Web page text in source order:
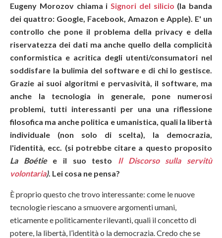
Eugeny Morozov chiama i Signori del silicio (la banda
dei quattro: Google, Facebook, Amazon e Apple). E' un
controllo che pone il problema della privacy e della
riservatezza dei dati ma anche quello della complicità
conformistica e acritica degli utenti/consumatori nel
soddisfare la bulimia del software e di chi lo gestisce.
Grazie ai suoi algoritmi e pervasività, il software, ma
anche la tecnologia in generale, pone numerosi
problemi, tutti interessanti per una una riflessione
filosofica ma anche politica e umanistica, quali la libertà
individuale (non solo di scelta), la democrazia,
l'identità, ecc. (si potrebbe citare a questo proposito
La Boétiee il suo testo Il Discorso sulla servitù
volontaria). Lei cosa ne pensa?
È proprio questo che trovo interessante: come le nuove
tecnologie riescano a smuovere argomenti umani,
eticamente e politicamente rilevanti, quali il concetto di
potere, la libertà, l’identità o la democrazia. Credo che se